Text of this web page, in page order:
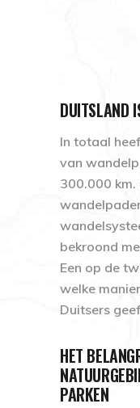
DUITSLAND
In totaal
van
300.000 km.
bekroond
Een op de
welke
Duitsers
HET
PARKEN